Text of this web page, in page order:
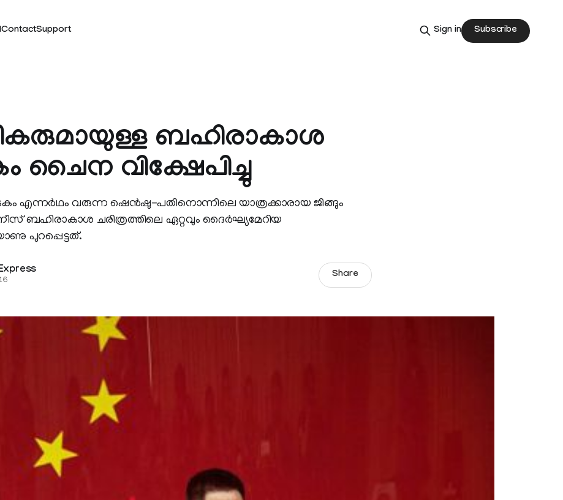
ContactSupport Sign in Subscribe
ബഹിരാകാശ
ചൈന വിക്ഷേപിച്ചു
എന്നര്‍ഥം വരുന്ന ഷെന്‍ഷു-പതിനൊന്നിലെ യാത്രക്കാരായ ജിങ്ങും
ബഹിരാകാശ ചരിത്രത്തിലെ ഏറ്റവും ദൈര്‍ഘ്യമേറിയ
പുറപ്പെട്ടത്.
Share